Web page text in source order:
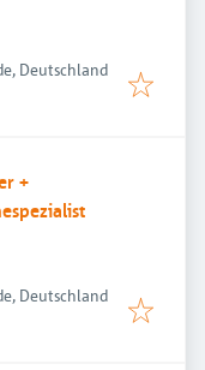
Deutschland
+
Deutschland